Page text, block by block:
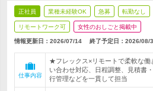
正社員 業種未経験OK 急募 転勤なし
リモートワーク可 女性のおしごと掲載中
情報更新日：2026/07/14 終了予定日： 2026/08/
仕事内容
★フレックス×リモートで柔軟な
い合わせ対応、日程調整、見積書
行管理などを一貫して担当